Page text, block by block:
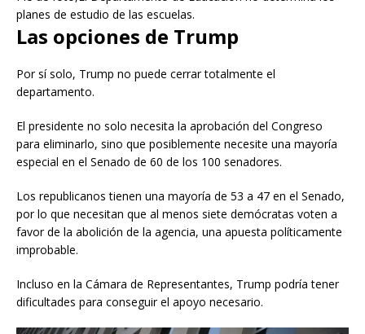
planes de estudio de las escuelas.
Las opciones de Trump
Por sí solo, Trump no puede cerrar totalmente el
departamento.
El presidente no solo necesita la aprobación del Congreso
para eliminarlo, sino que posiblemente necesite una mayoría
especial en el Senado de 60 de los 100 senadores.
Los republicanos tienen una mayoría de 53 a 47 en el Senado,
por lo que necesitan que al menos siete demócratas voten a
favor de la abolición de la agencia, una apuesta políticamente
improbable.
Incluso en la Cámara de Representantes, Trump podría tener
dificultades para conseguir el apoyo necesario.